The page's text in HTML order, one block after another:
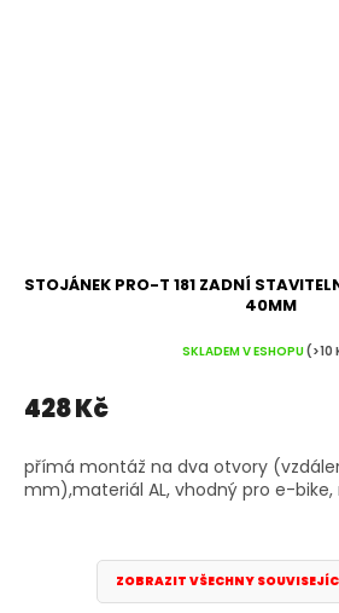
STOJÁNEK PRO-T 181 ZADNÍ
40MM
SKLADEM V ESHOPU(>10
428 Kč
přímá montáž na dva otvory
mm),materiál AL, vhodný pro e-
ZOBRAZIT VŠECHNY